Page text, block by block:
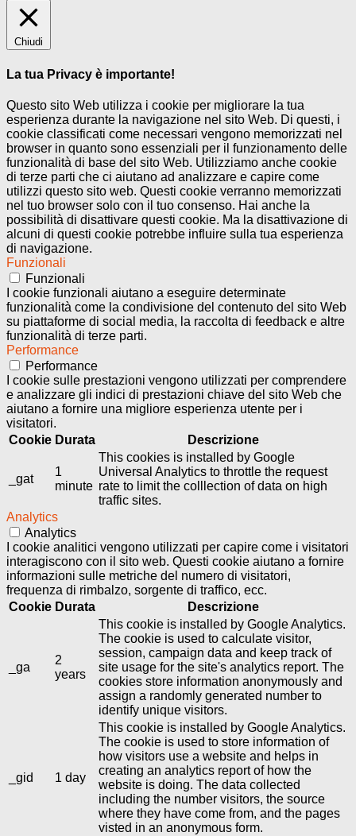
Chiudi
La tua Privacy è importante!
Questo sito Web utilizza i cookie per migliorare la tua
esperienza durante la navigazione nel sito Web. Di questi, i
cookie classificati come necessari vengono memorizzati nel
browser in quanto sono essenziali per il funzionamento delle
funzionalità di base del sito Web. Utilizziamo anche cookie
di terze parti che ci aiutano ad analizzare e capire come
utilizzi questo sito web. Questi cookie verranno memorizzati
nel tuo browser solo con il tuo consenso. Hai anche la
possibilità di disattivare questi cookie. Ma la disattivazione di
alcuni di questi cookie potrebbe influire sulla tua esperienza
di navigazione.
Funzionali
Funzionali
I cookie funzionali aiutano a eseguire determinate
funzionalità come la condivisione del contenuto del sito Web
su piattaforme di social media, la raccolta di feedback e altre
funzionalità di terze parti.
Performance
Performance
I cookie sulle prestazioni vengono utilizzati per comprendere
e analizzare gli indici di prestazioni chiave del sito Web che
aiutano a fornire una migliore esperienza utente per i
visitatori.
Cookie Durata Descrizione
_gat
1
minute
This cookies is installed by Google
Universal Analytics to throttle the request
rate to limit the colllection of data on high
traffic sites.
Analytics
Analytics
I cookie analitici vengono utilizzati per capire come i visitatori
interagiscono con il sito web. Questi cookie aiutano a fornire
informazioni sulle metriche del numero di visitatori,
frequenza di rimbalzo, sorgente di traffico, ecc.
Cookie Durata Descrizione
_ga
2
years
This cookie is installed by Google Analytics.
The cookie is used to calculate visitor,
session, campaign data and keep track of
site usage for the site's analytics report. The
cookies store information anonymously and
assign a randomly generated number to
identify unique visitors.
_gid 1 day
This cookie is installed by Google Analytics.
The cookie is used to store information of
how visitors use a website and helps in
creating an analytics report of how the
website is doing. The data collected
including the number visitors, the source
where they have come from, and the pages
visted in an anonymous form.